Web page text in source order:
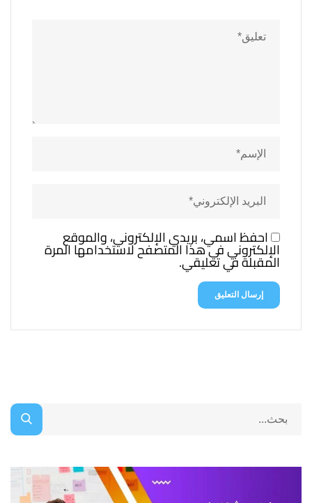
احفظ اسمي، بريدي الإلكتروني، والموقع
الإلكتروني في هذا المتصفح لاستخدامها المرة
المقبلة في تعليقي.